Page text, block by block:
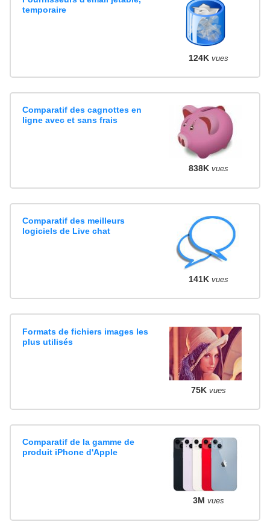
temporaire
124K vues
Comparatif des cagnottes en
ligne avec et sans frais
838K vues
Comparatif des meilleurs
logiciels de Live chat
141K vues
Formats de fichiers images les
plus utilisés
75K vues
Comparatif de la gamme de
produit iPhone d'Apple
3M vues